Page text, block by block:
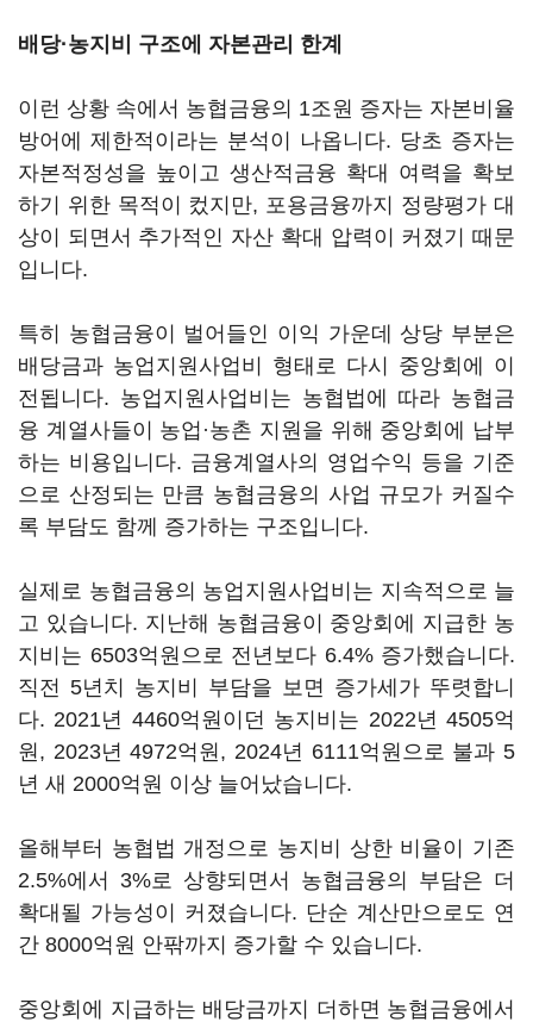
배당·농지비 구조에 자본관리 한계
이런 상황 속에서 농협금융의 1조원 증자는 자본비율
방어에 제한적이라는 분석이 나옵니다. 당초 증자는
자본적정성을 높이고 생산적금융 확대 여력을 확보
하기 위한 목적이 컸지만, 포용금융까지 정량평가 대
상이 되면서 추가적인 자산 확대 압력이 커졌기 때문
입니다.
특히 농협금융이 벌어들인 이익 가운데 상당 부분은
배당금과 농업지원사업비 형태로 다시 중앙회에 이
전됩니다. 농업지원사업비는 농협법에 따라 농협금
융 계열사들이 농업·농촌 지원을 위해 중앙회에 납부
하는 비용입니다. 금융계열사의 영업수익 등을 기준
으로 산정되는 만큼 농협금융의 사업 규모가 커질수
록 부담도 함께 증가하는 구조입니다.
실제로 농협금융의 농업지원사업비는 지속적으로 늘
고 있습니다. 지난해 농협금융이 중앙회에 지급한 농
지비는 6503억원으로 전년보다 6.4% 증가했습니다.
직전 5년치 농지비 부담을 보면 증가세가 뚜렷합니
다. 2021년 4460억원이던 농지비는 2022년 4505억
원, 2023년 4972억원, 2024년 6111억원으로 불과 5
년 새 2000억원 이상 늘어났습니다.
올해부터 농협법 개정으로 농지비 상한 비율이 기존
2.5%에서 3%로 상향되면서 농협금융의 부담은 더
확대될 가능성이 커졌습니다. 단순 계산만으로도 연
간 8000억원 안팎까지 증가할 수 있습니다.
중앙회에 지급하는 배당금까지 더하면 농협금융에서